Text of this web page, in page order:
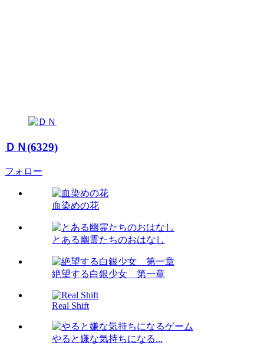
ＤＮ(6329)
フォロー
血染めの花
とある幽霊たちのおはなし
絶望する白銀少女 第一章
Real Shift
やると嫌な気持ちになる...